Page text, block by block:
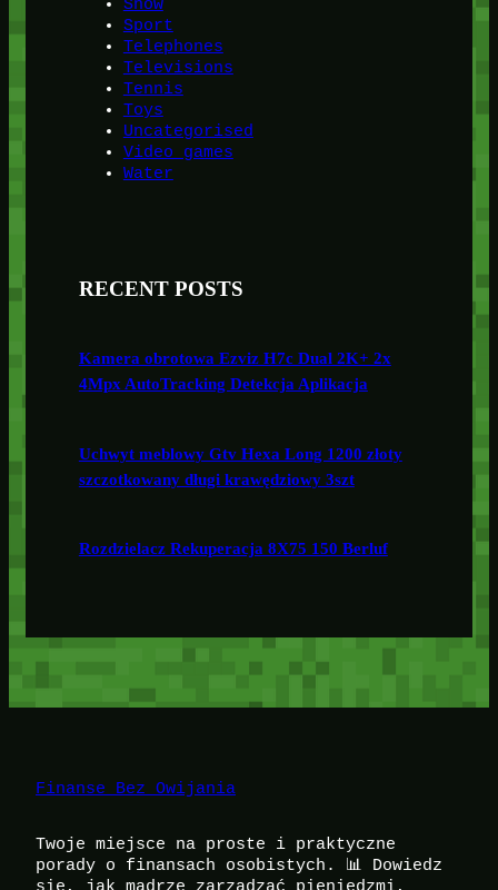
Snow
Sport
Telephones
Televisions
Tennis
Toys
Uncategorised
Video games
Water
RECENT POSTS
Kamera obrotowa Ezviz H7c Dual 2K+ 2x
4Mpx AutoTracking Detekcja Aplikacja
Uchwyt meblowy Gtv Hexa Long 1200 złoty
szczotkowany długi krawędziowy 3szt
Rozdzielacz Rekuperacja 8X75 150 Berluf
Finanse Bez Owijania
Twoje miejsce na proste i praktyczne
porady o finansach osobistych. 📊 Dowiedz
się, jak mądrze zarządzać pieniędzmi,